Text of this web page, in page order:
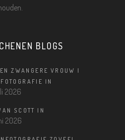
BLOGS
ZWANGERE VROUW |
IN
2026
SCOTT IN
2026